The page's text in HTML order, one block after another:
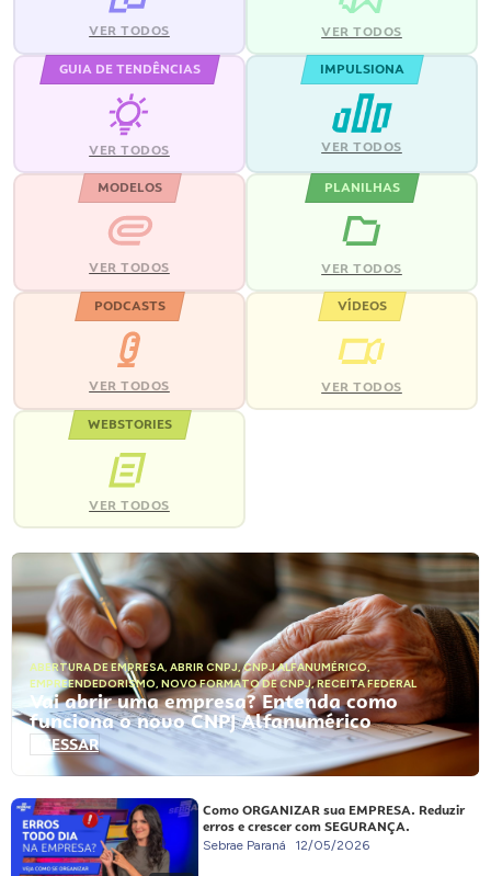
VER TODOS VER TODOS
GUIA DE TENDÊNCIAS
VER TODOS
IMPULSIONA
VER TODOS
MODELOS
VER TODOS
PLANILHAS
VER TODOS
PODCASTS
VER TODOS
VÍDEOS
VER TODOS
WEBSTORIES
VER TODOS
ABERTURA DE EMPRESA, ABRIR CNPJ,CNPJ ALFANUMÉRICO,
EMPREENDEDORISMO, NOVO FORMATO DE CNPJ,RECEITA FEDERAL
Vai abrir uma empresa? Entenda como
funciona o novo CNPJ Alfanumérico
ACESSAR
Como ORGANIZAR sua EMPRESA. Reduzir
erros e crescer com SEGURANÇA.
Sebrae Paraná 12/05/2026